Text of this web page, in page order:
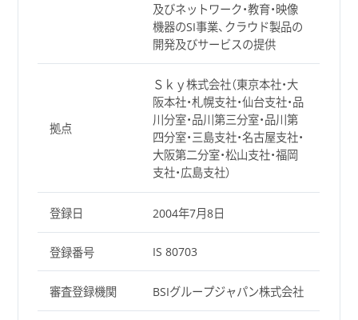
及びネットワーク・教育・映像
機器のSI事業、クラウド製品の
開発及びサービスの提供
拠点
Ｓｋｙ株式会社（東京本社・大
阪本社・札幌支社・仙台支社・品
川分室・品川第三分室・品川第
四分室・三島支社・名古屋支社・
大阪第二分室・松山支社・福岡
支社・広島支社）
登録日 2004年7月8日
登録番号 IS 80703
審査登録機関 BSIグループジャパン株式会社